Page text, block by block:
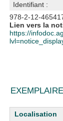
Identifiant :
978-2-12-
Lien vers la
https://
Liste des